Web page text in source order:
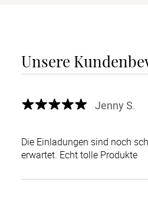
Unsere
Jenny S.
Die Einladungen sind noch
erwartet. Echt tolle Produkte